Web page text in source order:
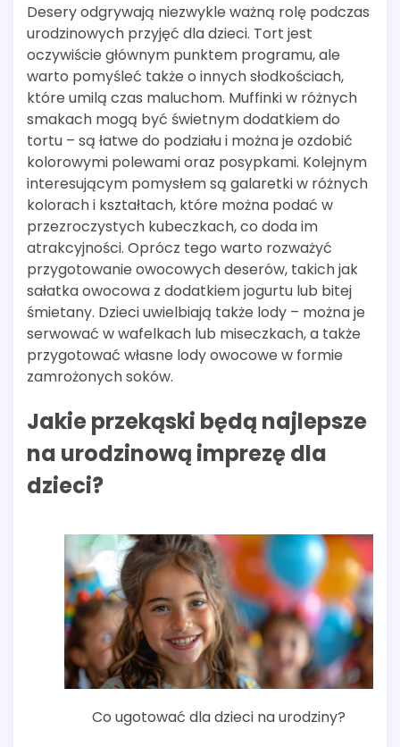
Desery odgrywają niezwykle ważną rolę podczas
urodzinowych przyjęć dla dzieci. Tort jest
oczywiście głównym punktem programu, ale
warto pomyśleć także o innych słodkościach,
które umilą czas maluchom. Muffinki w różnych
smakach mogą być świetnym dodatkiem do
tortu – są łatwe do podziału i można je ozdobić
kolorowymi polewami oraz posypkami. Kolejnym
interesującym pomysłem są galaretki w różnych
kolorach i kształtach, które można podać w
przezroczystych kubeczkach, co doda im
atrakcyjności. Oprócz tego warto rozważyć
przygotowanie owocowych deserów, takich jak
sałatka owocowa z dodatkiem jogurtu lub bitej
śmietany. Dzieci uwielbiają także lody – można je
serwować w wafelkach lub miseczkach, a także
przygotować własne lody owocowe w formie
zamrożonych soków.
Jakie przekąski będą najlepsze
na urodzinową imprezę dla
dzieci?
Co ugotować dla dzieci na urodziny?